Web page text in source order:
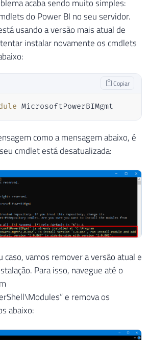
acaba sendo muito simples:
do Power BI no seu servidor.
usando a versão mais atual de
instalar novamente os cmdlets
Copiar
MicrosoftPowerBIMgmt
como a mensagem abaixo, é
cmdlet está desatualizada:
caso, vamos remover a versão atual e
Para isso, navegue até o
e remova os
abaixo: